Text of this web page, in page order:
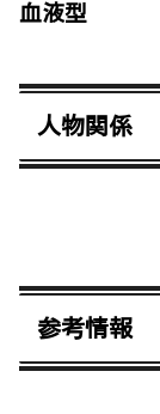
血液型
人物関係
参考情報